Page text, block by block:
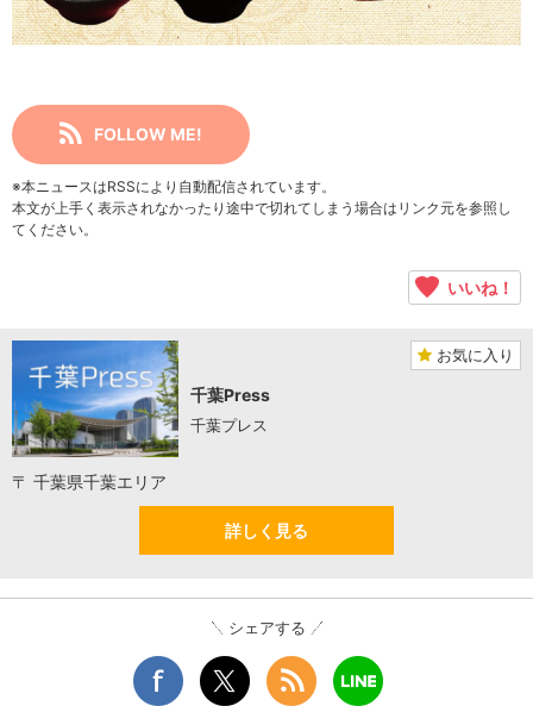
FOLLOW ME!
※本ニュースはRSSにより自動配信されています。
本文が上手く表示されなかったり途中で切れてしまう場合はリンク元を参照し
てください。
いいね！
お気に入り
千葉Press
千葉プレス
〒 千葉県千葉エリア
詳しく見る
シェアする